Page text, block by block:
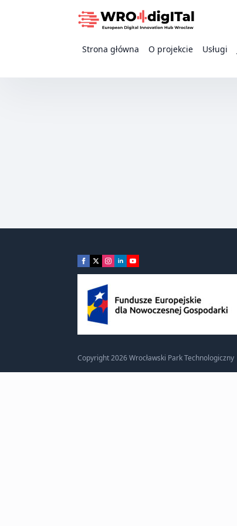
Strona główna O projekcie Usługi
Copyright 2026 Wrocławski Park Technologiczny